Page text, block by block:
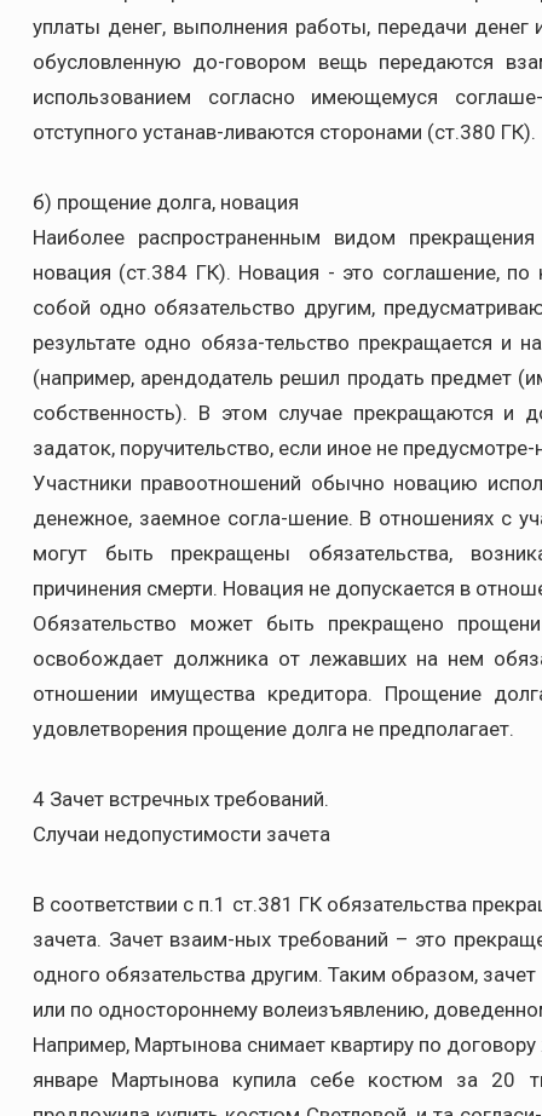
уплаты денег, выполнения работы, передачи
обусловленную до-говором вещь передаются
использованием согласно имеющемуся
отступного устанав-ливаются сторонами (ст.380 ГК).
б) прощение долга, новация
Наиболее распространенным видом
новация (ст.384 ГК). Новация - это соглашение,
собой одно обязательство другим,
результате одно обяза-тельство прекращается и
(например, арендодатель решил продать предмет
собственность). В этом случае прекращаются и
задаток, поручительство, если иное не
Участники правоотношений обычно новацию
денежное, заемное согла-шение. В отношениях с
могут быть прекращены обязательства,
причинения смерти. Новация не допускается в
Обязательство может быть прекращено
освобождает должника от лежавших на нем
отношении имущества кредитора. Прощение
удовлетворения прощение долга не предполагает.
4 Зачет встречных требований.
Случаи недопустимости зачета
В соответствии с п.1 ст.381 ГК обязательства
зачета. Зачет взаим-ных требований – это
одного обязательства другим. Таким образом,
или по одностороннему волеизъявлению,
Например, Мартынова снимает квартиру по
январе Мартынова купила себе костюм за 20